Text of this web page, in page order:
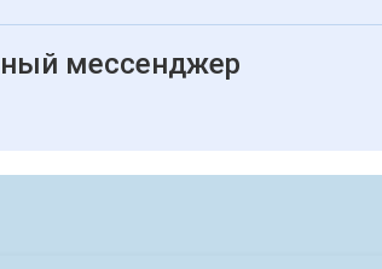
мессенджер